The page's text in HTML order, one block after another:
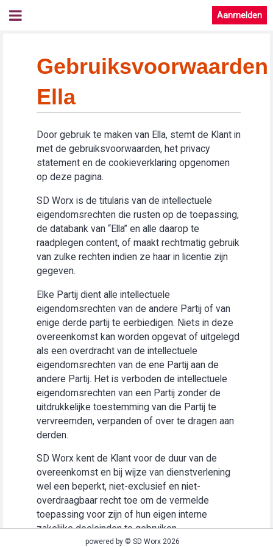
Aanmelden
Gebruiksvoorwaarden
Ella
Door gebruik te maken van Ella, stemt de Klant in
met de gebruiksvoorwaarden, het privacy
statement en de cookieverklaring opgenomen
op deze pagina.
SD Worx is de titularis van de intellectuele
eigendomsrechten die rusten op de toepassing,
de databank van “Ella” en alle daarop te
raadplegen content, of maakt rechtmatig gebruik
van zulke rechten indien ze haar in licentie zijn
gegeven.
Elke Partij dient alle intellectuele
eigendomsrechten van de andere Partij of van
enige derde partij te eerbiedigen. Niets in deze
overeenkomst kan worden opgevat of uitgelegd
als een overdracht van de intellectuele
eigendomsrechten van de ene Partij aan de
andere Partij. Het is verboden de intellectuele
eigendomsrechten van een Partij zonder de
uitdrukkelijke toestemming van die Partij te
vervreemden, verpanden of over te dragen aan
derden.
SD Worx kent de Klant voor de duur van de
overeenkomst en bij wijze van dienstverlening
wel een beperkt, niet-exclusief en niet-
overdraagbaar recht toe om de vermelde
toepassing voor zijn of hun eigen interne
zakelijke doeleinden te gebruiken
(“Gebruiksrecht”).powered by © SD Worx 2026